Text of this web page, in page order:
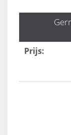
Prijs: